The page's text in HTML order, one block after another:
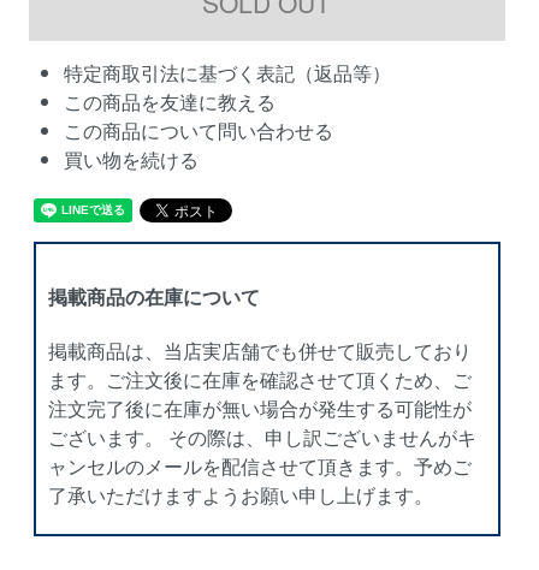
特定商取引法に基づく表記（返品等）
この商品を友達に教える
この商品について問い合わせる
買い物を続ける
掲載商品の在庫について
掲載商品は、当店実店舗でも併せて販売しており
ます。ご注文後に在庫を確認させて頂くため、ご
注文完了後に在庫が無い場合が発生する可能性が
ございます。 その際は、申し訳ございませんがキ
ャンセルのメールを配信させて頂きます。予めご
了承いただけますようお願い申し上げます。